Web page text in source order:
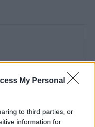
My Personal
to third parties, or
information for